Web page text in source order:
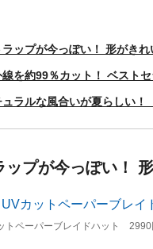
ップが今っぽい！ 形がきれ
を約99％カット！ ベストセ
ラルな風合いが夏らしい！
ップが今っぽい！
ペーパーブレイドハット 2990